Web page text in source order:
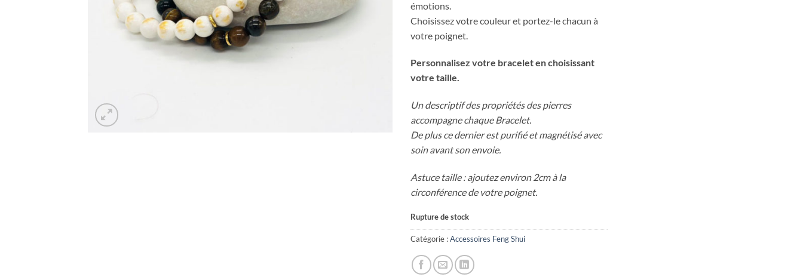
émotions.
Choisissez votre couleur et portez-le chacun à
votre poignet.
Personnalisez votre bracelet en choisissant
votre taille.
Un descriptif des propriétés des pierres
accompagne chaque Bracelet.
De plus ce dernier est purifié et magnétisé avec
soin avant son envoie.
Astuce taille : ajoutez environ 2cm à la
circonférence de votre poignet.
Rupture de stock
Catégorie :Accessoires Feng Shui